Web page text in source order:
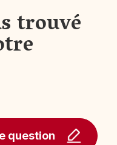
trouvé
question